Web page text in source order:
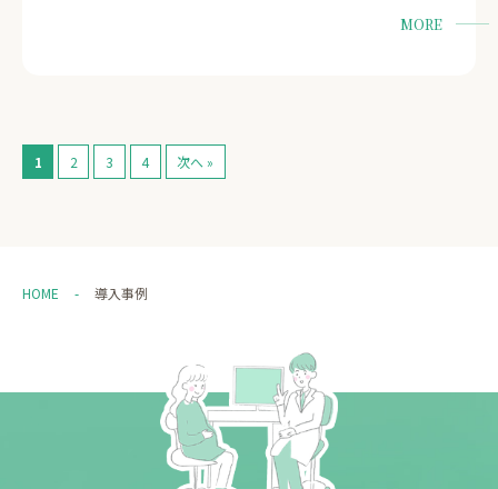
MORE
1 2 3 4 次へ »
HOME 導入事例